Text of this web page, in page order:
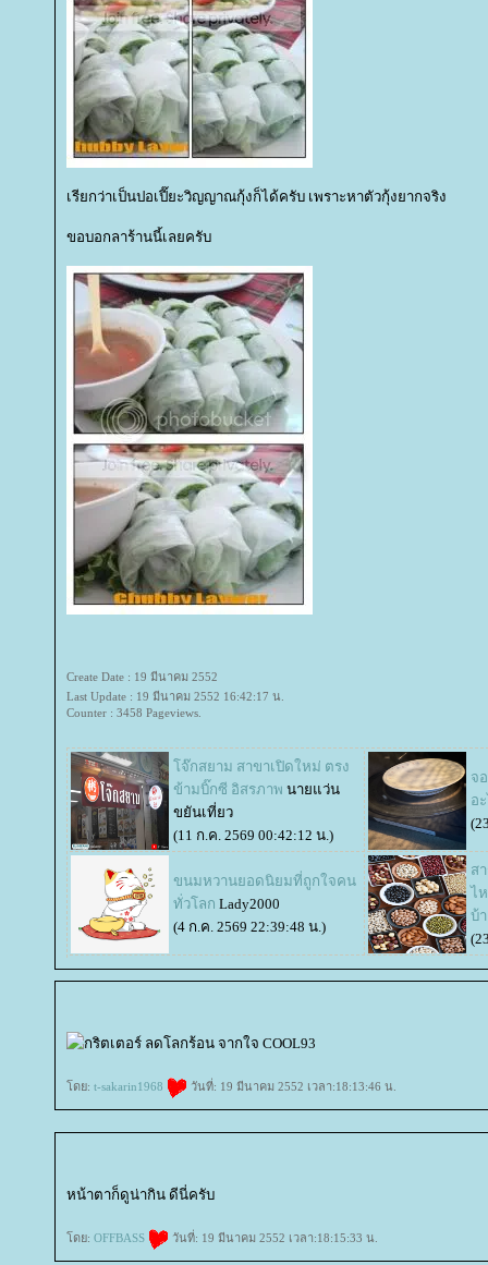
เรียกว่าเป็นปอเปี๊ยะวิญญาณกุ้งก็ได้ครับ เพราะหาตัวกุ้งยากจริง
ขอบอกลาร้านนี้เลยครับ
Create Date : 19 มีนาคม 2552
Last Update : 19 มีนาคม 2552 16:42:17 น.
Counter : 3458 Pageviews.
จ๊กสยาม สาขาเปิดใหม่ ตรง
ข้ามบิ๊กซี อิสรภาพ นายแว่น
ขยันเที่ยว
(11 ก.ค. 2569 00:42:12 น.)
จ
อ
ขนมหวานยอดนิยมที่ถูกใจคน
ทั่วโลก Lady2000
(4 ก.ค. 2569 22:39:48 น.)
ส
ไ
บ้
ดย: t-sakarin1968 วันที่: 19 มีนาคม 2552 เวลา:18:13:46 น.
หน้าตาก็ดูน่ากิน ดีนี่ครับ
ดย: OFFBASS วันที่: 19 มีนาคม 2552 เวลา:18:15:33 น.